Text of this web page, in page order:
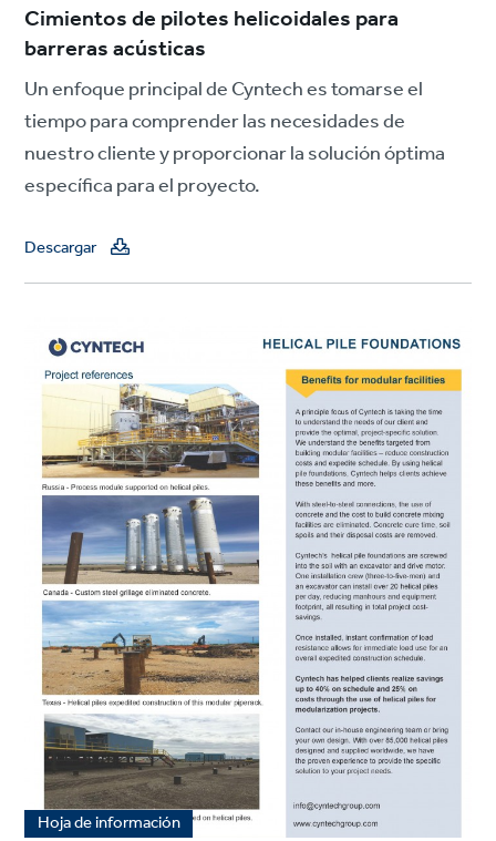
Cimientos de pilotes helicoidales para
barreras acústicas
Un enfoque principal de Cyntech es tomarse el
tiempo para comprender las necesidades de
nuestro cliente y proporcionar la solución óptima
específica para el proyecto.
Descargar
Hoja de información